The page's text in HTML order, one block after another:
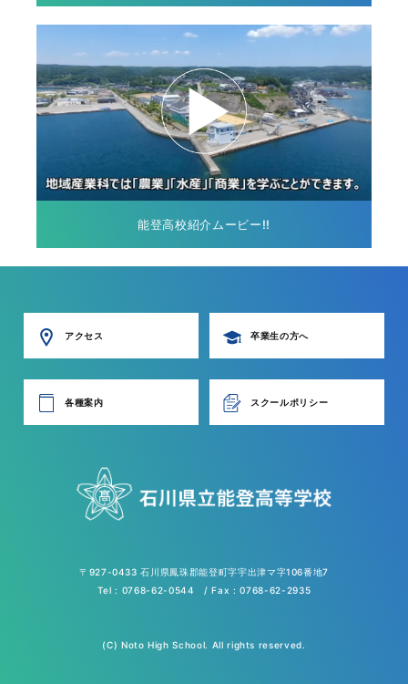
能登高校紹介ムービー!!
アクセス 卒業生の方へ
各種案内 スクールポリシー
〒927-0433 石川県鳳珠郡能登町字宇出津マ字106番地7
Tel : 0768-62-0544 / Fax : 0768-62-2935
(C) Noto High School. All rights reserved.